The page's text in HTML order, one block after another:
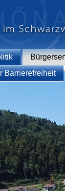
Barrierefreiheit